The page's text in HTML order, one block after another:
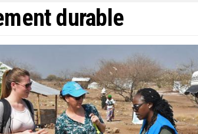
durable